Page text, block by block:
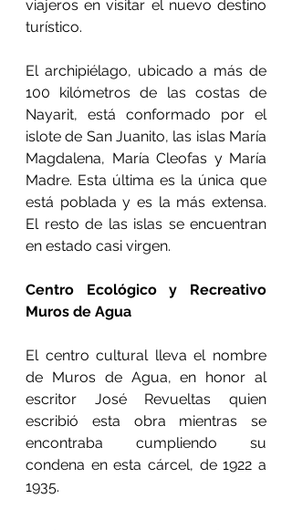
viajeros en visitar el nuevo destino
turístico.
El archipiélago, ubicado a más de
100 kilómetros de las costas de
Nayarit, está conformado por el
islote de San Juanito, las islas María
Magdalena, María Cleofas y María
Madre. Esta última es la única que
está poblada y es la más extensa.
El resto de las islas se encuentran
en estado casi virgen.
Centro Ecológico y Recreativo
Muros de Agua
El centro cultural lleva el nombre
de Muros de Agua, en honor al
escritor José Revueltas quien
escribió esta obra mientras se
encontraba cumpliendo su
condena en esta cárcel, de 1922 a
1935.